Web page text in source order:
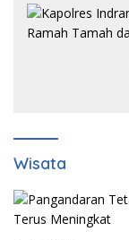
Wisata